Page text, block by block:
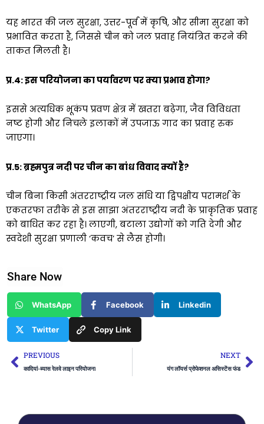
यह भारत की जल सुरक्षा, उत्तर-पूर्व में कृषि, और सीमा सुरक्षा को
प्रभावित करता है, जिससे चीन को जल प्रवाह नियंत्रित करने की
ताकत मिलती है।
प्र.4: इस परियोजना का पर्यावरण पर क्या प्रभाव होगा?
इससे अत्यधिक भूकंप प्रवण क्षेत्र में खतरा बढ़ेगा, जैव विविधता
नष्ट होगी और निचले इलाकों में उपजाऊ गाद का प्रवाह रुक
जाएगा।
प्र.5: ब्रह्मपुत्र नदी पर चीन का बांध विवाद क्यों है?
चीन बिना किसी अंतरराष्ट्रीय जल संधि या द्विपक्षीय परामर्श के
एकतरफा तरीके से इस साझा अंतरराष्ट्रीय नदी के प्राकृतिक प्रवाह
को बाधित कर रहा है। लाएगी, बटाला उद्योगों को गति देगी और
स्वदेशी सुरक्षा प्रणाली ‘कवच’ से लैस होगी।
Share Now
WhatsApp Facebook Linkedin
Twitter Copy Link
Prev
PREVIOUS
कादियां-ब्यास रेलवे लाइन परियोजना
NEXT
यंग लॉयर्स प्रोफेशनल असिस्टेंस फंड